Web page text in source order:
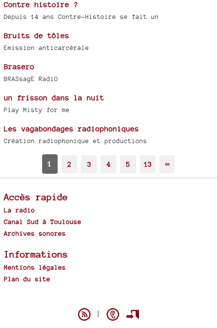
Contre histoire ?
Depuis 14 ans Contre-Histoire se fait un
Bruits de tôles
Emission anticarcérale
Brasero
BRASsagE RadiO
un frisson dans la nuit
Play Misty for me
Les vagabondages radiophoniques
Création radiophonique et productions
1 2 3 4 5 13 ∞
Accès rapide
La radio
Canal Sud à Toulouse
Archives sonores
Informations
Mentions légales
Plan du site
|